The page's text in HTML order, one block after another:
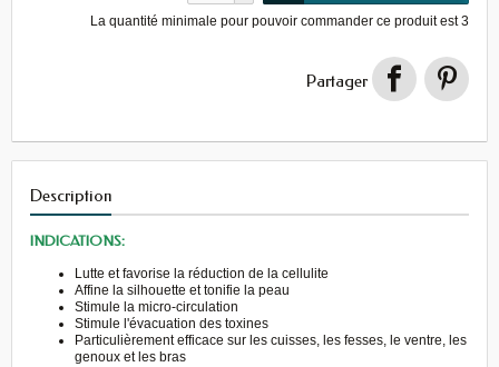
La quantité minimale pour pouvoir commander ce produit est3
Partager
Description
INDICATIONS:
Lutte et favorise la réduction de la cellulite
Affine la silhouette et tonifie la peau
Stimule la micro-circulation
Stimule l'évacuation des toxines
Particulièrement efficace sur les cuisses, les fesses, le ventre, les
genoux et les bras